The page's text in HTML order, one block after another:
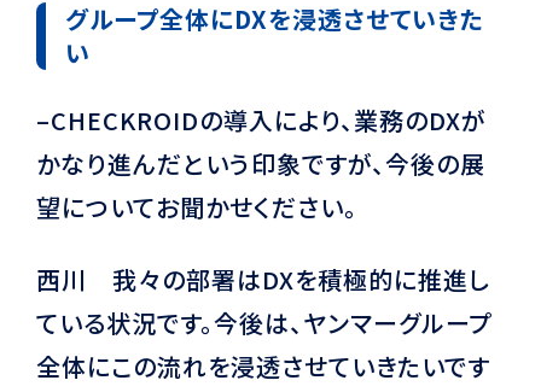
グループ全体にDXを浸透させていきた
い
–CHECKROIDの導入により、業務のDXが
かなり進んだという印象ですが、今後の展
望についてお聞かせください。
西川 我々の部署はDXを積極的に推進し
ている状況です。今後は、ヤンマーグループ
全体にこの流れを浸透させていきたいです